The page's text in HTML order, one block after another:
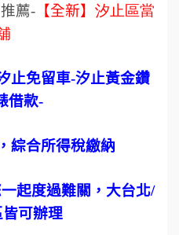
薦- 【全新】 汐止區當
止免留車-汐止黃金鑽
借款-
綜合所得稅繳納
起度過難關，大台北/
可辦理